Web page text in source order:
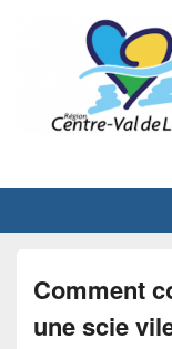
Comment
une scie